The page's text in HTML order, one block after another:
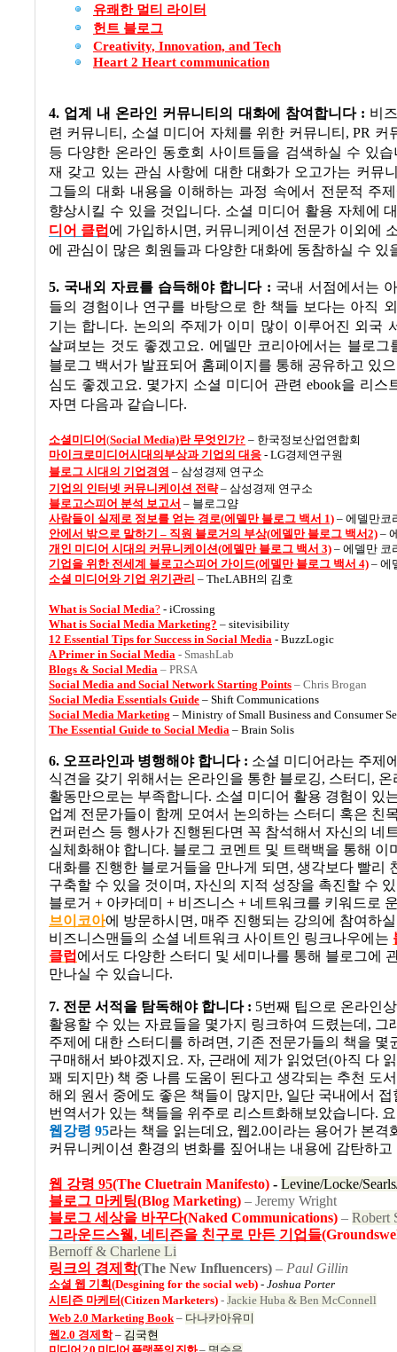
유쾌한 멀티 라이터
헌트 블로그
Creativity, Innovation, and Tech
Heart 2 Heart communication
4. 업계 내 온라인 커뮤니티의 대화에 참여합니다: 비
련 커뮤니티 , 소셜 미디어 자체를 위한 커뮤니티 , PR 커
등 다양한 온라인 동호회 사이트들을 검색하실 수 있습
재 갖고 있는 관심 사항에 대한 대화가 오고가는 커뮤
그들의 대화 내용을 이해하는 과정 속에서 전문적 주
향상시킬 수 있을 것입니다. 소셜 미디어 활용 자체에
디어 클럽 에 가입하시면, 커뮤니케이션 전문가 이외에
에 관심이 많은 회원들과 다양한 대화에 동참하실 수 있
5. 국내외 자료를 습득해야 합니다: 국내 서점에서는
들의 경험이나 연구를 바탕으로 한 책들 보다는 아직
기는 합니다. 논의의 주제가 이미 많이 이루어진 외국
살펴보는 것도 좋겠고요. 에델만 코리아에서는 블로그
블로그 백서가 발표되어 홈페이지를 통해 공유하고 있
심도 좋겠고요. 몇가지 소셜 미디어 관련 ebook을 리스
자면 다음과 같습니다.
소셜미디어 (Social Media)란 무엇인가? – 한국정보산업연합회
마이크로미디어 시대의부상과 기업의 대응 - LG경제연구원
블로그 시대의 기업경영 – 삼성경제 연구소
기업의 인터넷 커뮤니케이션 전략– 삼성경제 연구소
블로고스피어 분석 보고서 – 블로그얌
사람들이 실제 로 정보를 얻는 경로(에델만 블로그 백서 1) – 에델만코
안에서 밖으로 말하기 – 직원 블로거의 부상(에델만 블로그 백서2) –
개 인 미디어 시대의 커뮤니케이션(에델만 블로그 백서 3) – 에델만 코
기업을 위한 전세계 블로고스피어 가이드(에델만 블로그 백서 4) – 에
소셜 미디어와 기업 위기관리 – TheLABH의 김호
What is Social Media? - iCrossing
What is Social Media Marketing? – sitevisibility
12 Essential Tips for Success in Social Media - BuzzLogic
A Primer in Social Media - SmashLab
Blogs & Social Media – PRSA
Social Media and Social Network Starting Points – Chris Brogan
Social Media Essentials Guide – Shift Communications
Social Media Marketing – Ministry of Small Business and Consumer
The Essential Guide to Social Media – Brain Solis
6. 오프라인과 병행해야 합니다: 소셜 미디어라는 주제
식견을 갖기 위해서는 온라인을 통한 블로깅, 스터디 , 온
활동만으로는 부족합니다. 소셜 미디어 활용 경험이 있
업계 전문가들이 함께 모여서 논의하는 스터디 혹은 친
컨퍼런스 등 행사가 진행된다면 꼭 참석해서 자신의 네
실체화해야 합니다. 블로그 코멘트 및 트랙백을 통해 이
대화를 진행한 블로거들을 만나게 되면, 생각보다 빨리
구축할 수 있을 것이며 , 자신의 지적 성장을 촉진할 수
블로거 + 아카데미 + 비즈니스 + 네트워크를 키워드로
브이코아에 방문하시면, 매주 진행되는 강의에 참여하
비즈니스맨들의 소셜 네트워크 사이트인 링크나우에는
클럽 에서도 다양한 스터디 및 세미나를 통해 블로그에
만나실 수 있습니다.
7. 전문 서적을 탐독해야 합니다: 5번째 팁으로 온라인
활용할 수 있는 자료들을 몇가지 링크하여 드렸는데 , 그
주제에 대한 스터디를 하려면, 기존 전문가들의 책을 몇
구매해서 봐야겠지요. 자, 근래에 제가 읽었던(아직 다
꽤 되지만) 책 중 나름 도움이 된다고 생각되는 추천 도
해외 원서 중에도 좋은 책들이 많지만, 일단 국내에서 접
번역서가 있는 책들을 위주로 리스트화해보았습니다.
웹강령 95라는 책을 읽는데요, 웹2.0이라는 용어가 본격
커뮤니케이션 환경의 변화를 짚어내는 내용에 감탄하
웹 강령 95(The Cluetrain Manifesto) - Levine/Locke/
블로그 마케팅(Blog Marketing) – Jeremy Wright
블로그 세상을 바꾸다(Naked Communications) – Robert
그라운드스웰, 네티즌을 친구로 만든 기업들
Bernoff & Charlene Li
링크의 경제학(The New Influencers) – Paul Gillin
소셜 웹 기획 (Desgining for the social web) - Joshua Porter
시티즌 마케터 (Citizen Marketers) - Jackie Huba & Ben McConnell
Web 2.0 Marketing Book – 다나카아유미
웹2.0 경제학– 김국현